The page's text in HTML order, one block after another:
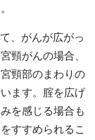
、がんが広がっ
頸がんの場合、
頸部のまわりの
ます。腟を広げ
を感じる場合も
すすめられるこ